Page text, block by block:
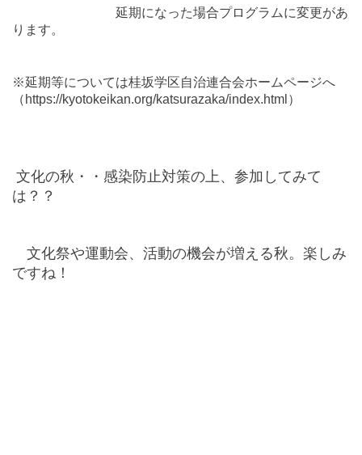
延期になった場合プログラムに変更があ
ります。
※延期等については桂坂学区自治連合会ホームページへ
（ https://kyotokeikan.org/katsurazaka/index.html ）
文化の秋・・ 感染防止対策の上、参加してみて
は？？
文化祭や運動会、活動の機会が増える秋。楽しみ
ですね！